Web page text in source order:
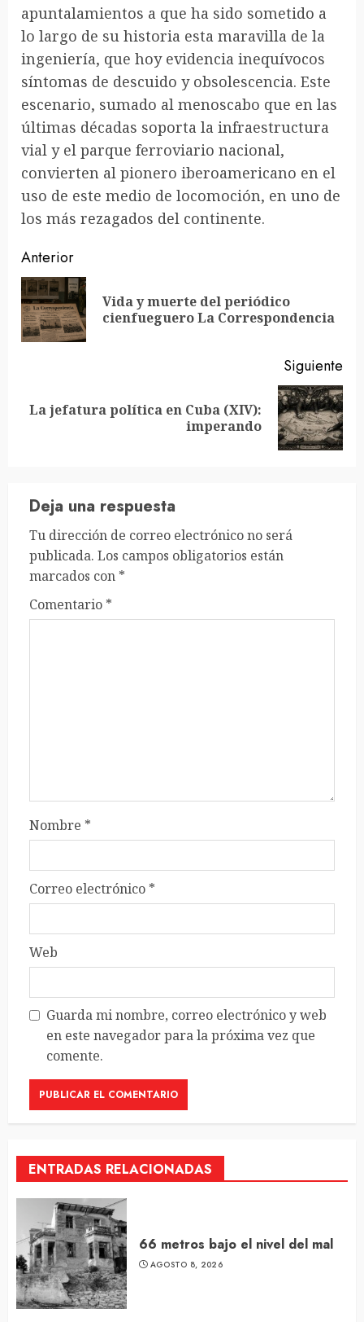
apuntalamientos a que ha sido sometido a
lo largo de su historia esta maravilla de la
ingeniería, que hoy evidencia inequívocos
síntomas de descuido y obsolescencia. Este
escenario, sumado al menoscabo que en las
últimas décadas soporta la infraestructura
vial y el parque ferroviario nacional,
convierten al pionero iberoamericano en el
uso de este medio de locomoción, en uno de
los más rezagados del continente.
Sigue
leyendo
Anterior
Vida y muerte del periódico
cienfueguero La Correspondencia
Siguiente
Siguiente
La jefatura política en Cuba (XIV):
imperando
Deja una respuesta
Tu dirección de correo electrónico no será
publicada. Los campos obligatorios están
marcados con *
Comentario *
Nombre *
Correo electrónico *
Web
Guarda mi nombre, correo electrónico y web
en este navegador para la próxima vez que
comente.
ENTRADAS RELACIONADAS
66 metros bajo el nivel del mal
AGOSTO 8, 2026